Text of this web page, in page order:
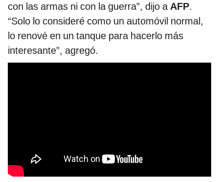
con las armas ni con la guerra”, dijo aAFP.
“Solo lo consideré como un automóvil normal,
lo renové en un tanque para hacerlo más
interesante”, agregó.